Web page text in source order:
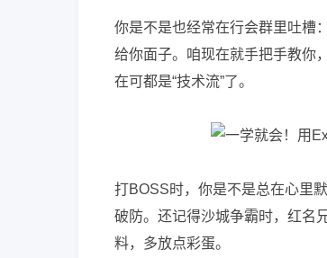
你是不是也经常在行会群里吐槽
给你面子。咱现在就手把手教你
在可都是“技术流”了。
打BOSS时，你是不是总在心里
破防。还记得沙城争霸时，红名
料，多放点彩蛋。